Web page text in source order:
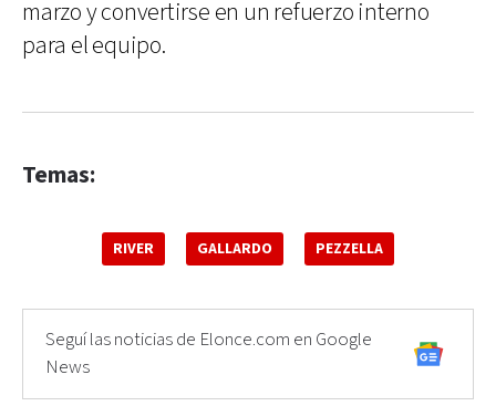
marzo y convertirse en un refuerzo interno
para el equipo.
Temas:
RIVER GALLARDO PEZZELLA
Seguí las noticias de Elonce.com en Google
News